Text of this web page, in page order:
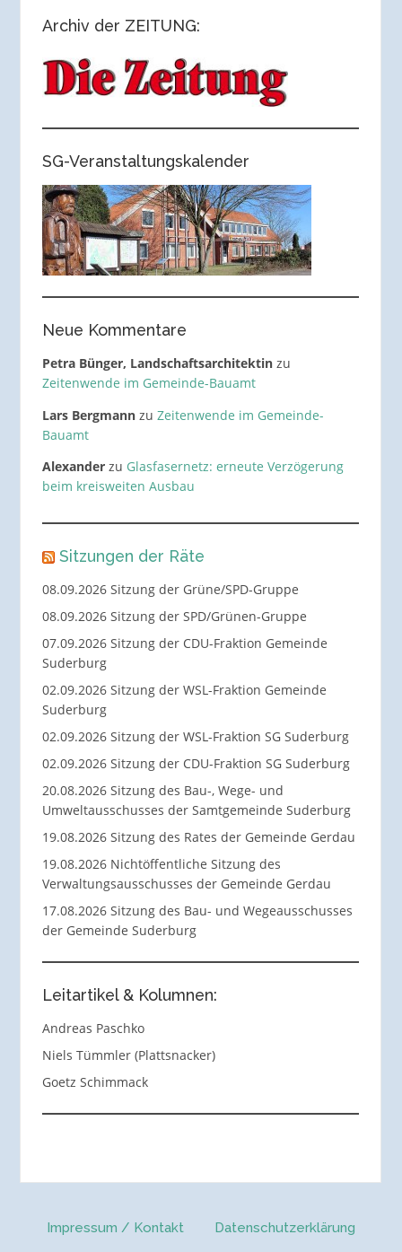
Archiv der ZEITUNG:
SG-Veranstaltungskalender
Neue Kommentare
Petra Bünger, Landschaftsarchitektinzu
Zeitenwende im Gemeinde-Bauamt
Lars Bergmannzu Zeitenwende im Gemeinde-
Bauamt
Alexanderzu Glasfasernetz: erneute Verzögerung
beim kreisweiten Ausbau
Sitzungen der Räte
08.09.2026 Sitzung der Grüne/SPD-Gruppe
08.09.2026 Sitzung der SPD/Grünen-Gruppe
07.09.2026 Sitzung der CDU-Fraktion Gemeinde
Suderburg
02.09.2026 Sitzung der WSL-Fraktion Gemeinde
Suderburg
02.09.2026 Sitzung der WSL-Fraktion SG Suderburg
02.09.2026 Sitzung der CDU-Fraktion SG Suderburg
20.08.2026 Sitzung des Bau-, Wege- und
Umweltausschusses der Samtgemeinde Suderburg
19.08.2026 Sitzung des Rates der Gemeinde Gerdau
19.08.2026 Nichtöffentliche Sitzung des
Verwaltungsausschusses der Gemeinde Gerdau
17.08.2026 Sitzung des Bau- und Wegeausschusses
der Gemeinde Suderburg
Leitartikel & Kolumnen:
Andreas Paschko
Niels Tümmler (Plattsnacker)
Goetz Schimmack
Impressum / Kontakt Datenschutzerklärung